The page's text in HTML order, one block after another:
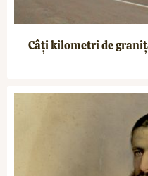
Câți kilometri de